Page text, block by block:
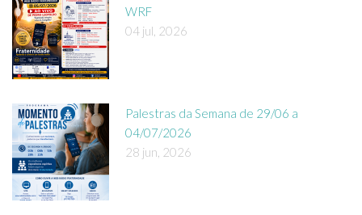
WRF
04 jul, 2026
Palestras da Semana de 29/06 a
04/07/2026
28 jun, 2026